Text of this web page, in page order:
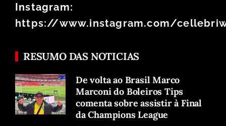
Instagram:
https://www.instagram.com/
RESUMO DAS NOTICIAS
De volta ao Brasil Marco
Marconi do Boleiros Tips
comenta sobre assistir à Final
da Champions League